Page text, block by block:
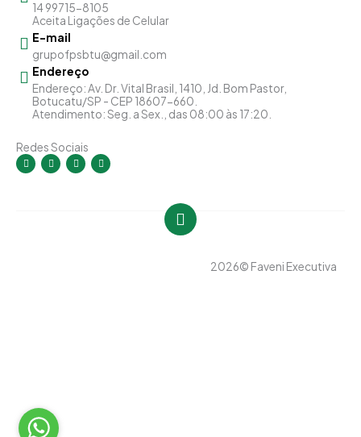
14 99715-8105
Aceita Ligações de Celular
E-mail
grupofpsbtu@gmail.com
Endereço
Endereço: Av. Dr. Vital Brasil, 1410, Jd. Bom Pastor,
Botucatu/SP - CEP 18607-660.
Atendimento: Seg. a Sex., das 08:00 às 17:20.
Redes Sociais
I
n
s
F
a
c
Y
o
u
L
i
n
2026© Faveni Executiva